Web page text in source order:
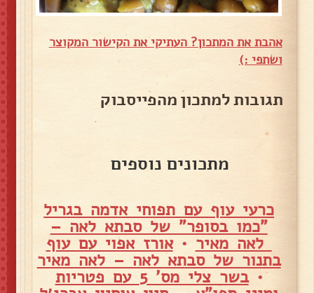
אהבת את המתכון? העתיקי את הקישור המקוצר
ושתפי :)
תגובות למתכון מהפייסבוק
מתכונים נוספים
כרעי עוף עם תפוחי אדמה בגריל
"כמו בסופר" של סבתא לאה –
לאה מאיר •אורז אפוי עם עוף
בתנור של סבתא לאה – לאה מאיר
• בשר צלי מס' 5 עם פטריות